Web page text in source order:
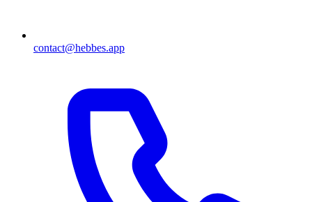
contact@hebbes.app